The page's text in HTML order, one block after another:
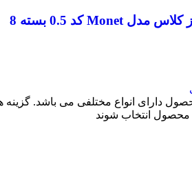
روان نویس کریتورز کلاس مدل Monet کد 0.5 بسته 8
دارای انواع مختلفی می باشد. گزینه
انتخاب شوند